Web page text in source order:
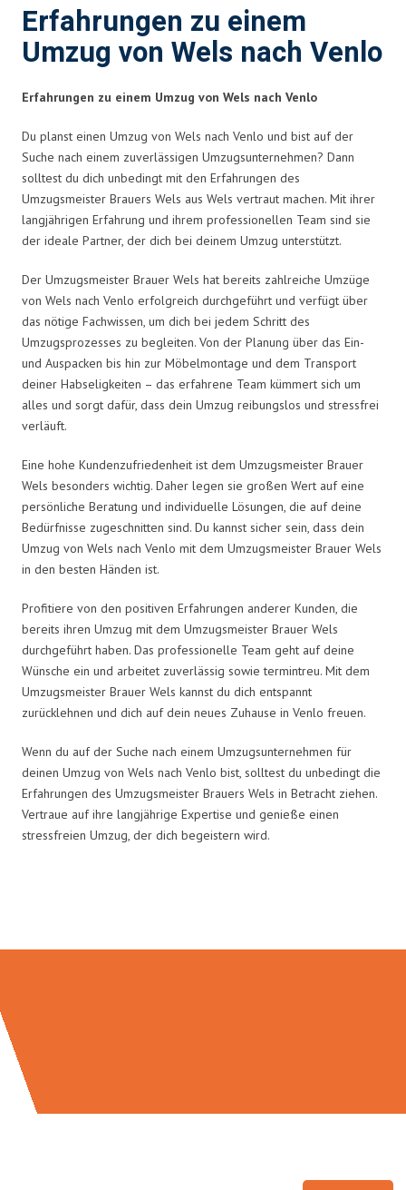
Erfahrungen zu einem
Umzug von Wels nach Venlo
Erfahrungen zu einem Umzug von Wels nach Venlo
Du planst einen Umzug von Wels nach Venlo und bist auf der
Suche nach einem zuverlässigen Umzugsunternehmen? Dann
solltest du dich unbedingt mit den Erfahrungen des
Umzugsmeister Brauers Wels aus Wels vertraut machen. Mit ihrer
langjährigen Erfahrung und ihrem professionellen Team sind sie
der ideale Partner, der dich bei deinem Umzug unterstützt.
Der Umzugsmeister Brauer Wels hat bereits zahlreiche Umzüge
von Wels nach Venlo erfolgreich durchgeführt und verfügt über
das nötige Fachwissen, um dich bei jedem Schritt des
Umzugsprozesses zu begleiten. Von der Planung über das Ein-
und Auspacken bis hin zur Möbelmontage und dem Transport
deiner Habseligkeiten – das erfahrene Team kümmert sich um
alles und sorgt dafür, dass dein Umzug reibungslos und stressfrei
verläuft.
Eine hohe Kundenzufriedenheit ist dem Umzugsmeister Brauer
Wels besonders wichtig. Daher legen sie großen Wert auf eine
persönliche Beratung und individuelle Lösungen, die auf deine
Bedürfnisse zugeschnitten sind. Du kannst sicher sein, dass dein
Umzug von Wels nach Venlo mit dem Umzugsmeister Brauer Wels
in den besten Händen ist.
Profitiere von den positiven Erfahrungen anderer Kunden, die
bereits ihren Umzug mit dem Umzugsmeister Brauer Wels
durchgeführt haben. Das professionelle Team geht auf deine
Wünsche ein und arbeitet zuverlässig sowie termintreu. Mit dem
Umzugsmeister Brauer Wels kannst du dich entspannt
zurücklehnen und dich auf dein neues Zuhause in Venlo freuen.
Wenn du auf der Suche nach einem Umzugsunternehmen für
deinen Umzug von Wels nach Venlo bist, solltest du unbedingt die
Erfahrungen des Umzugsmeister Brauers Wels in Betracht ziehen.
Vertraue auf ihre langjährige Expertise und genieße einen
stressfreien Umzug, der dich begeistern wird.